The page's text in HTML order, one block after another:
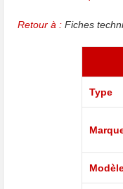
Retour à :Fiches
Type